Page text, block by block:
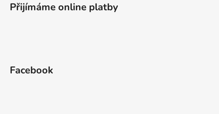
Přijímáme online platby
Facebook